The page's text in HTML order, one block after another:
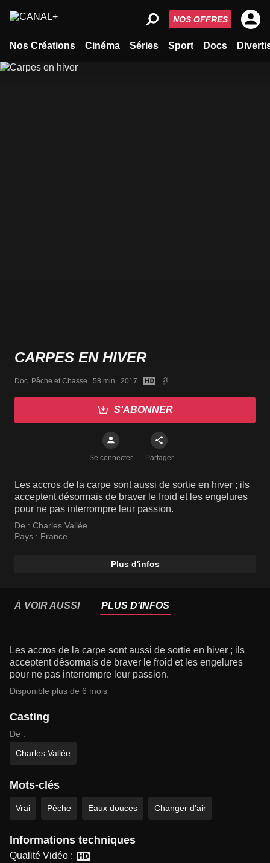
Nos Créations Cinéma Séries Sport Docs
NOS OFFRES
CARPES EN HIVER
Doc. Pêche et Chasse   58 min   2017
S'ABONNER
Se connecter Partager
Les accros de la carpe sont aussi de sortie en hiver ; ils
acceptent désormais de braver le froid et les engelures
pour ne pas interrompre leur passion.
De : Charles Vallée
Pays : France
Plus d'infos
À VOIR AUSSI PLUS D'INFOS
Les accros de la carpe sont aussi de sortie en hiver ; ils
acceptent désormais de braver le froid et les engelures
pour ne pas interrompre leur passion.
Disponible plus de 6 mois
Casting
De :
Charles Vallée
Mots-clés
Vrai Pêche Eaux douces Changer d'air
Informations techniques
Qualité Vidéo :